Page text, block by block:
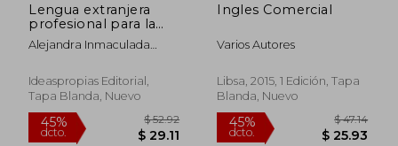
Lengua extranjera
profesional para la
gestión administrativa
en la relación con el
Comunicación oral y
documentación
(Administración y
gestión)
Alejandra Inmaculada
Ideaspropias Editorial,
Tapa Blanda, Nuevo
Ingles Comercial
Varios Autores
Libsa, 2015, 1 Edición, Tapa
Blanda, Nuevo